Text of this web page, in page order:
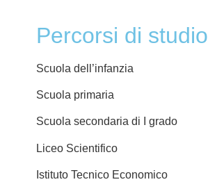
Percorsi di studio
Scuola dell’infanzia
Scuola primaria
Scuola secondaria di I grado
Liceo Scientifico
Istituto Tecnico Economico